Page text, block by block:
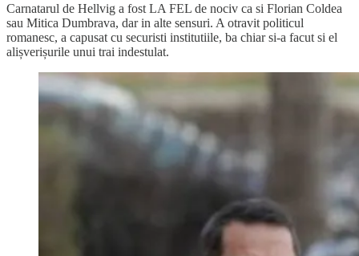
Carnatarul de Hellvig a fost LA FEL de nociv ca si Florian Coldea
sau Mitica Dumbrava, dar in alte sensuri. A otravit politicul
romanesc, a capusat cu securisti institutiile, ba chiar si-a facut si el
alișverișurile unui trai indestulat.